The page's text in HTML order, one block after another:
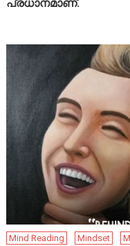
പ്രധാനമാണ്.
Mind Reading Mindset